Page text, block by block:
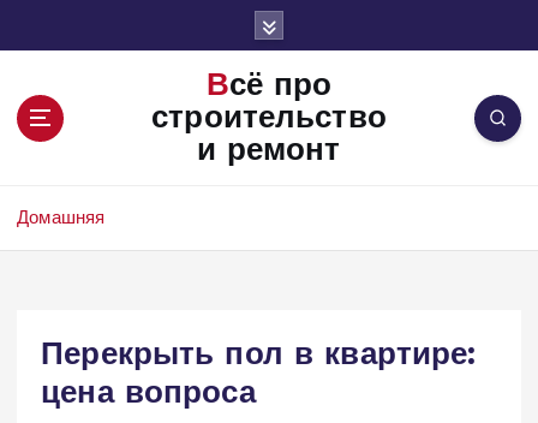
Всё про
строительство
и ремонт
Домашняя
Перекрыть пол в квартире:
цена вопроса